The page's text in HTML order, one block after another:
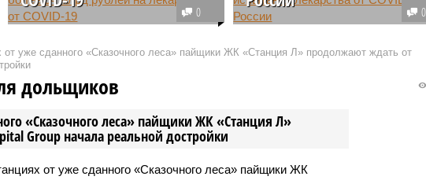
Жители России в 2021 году
рублей на покупку препаратов
инфекции. Лидер по размеру
0
Как стало известно СМИ,
компания Pfizer получила
лечения COVID-19.
0
от уже сданного «Сказочного леса» пайщики ЖК «Станция Л» продолжают ждать от
«Сказочного леса» пайщики ЖК «Станция Л»
Group начала реальной достройки
дольщиков